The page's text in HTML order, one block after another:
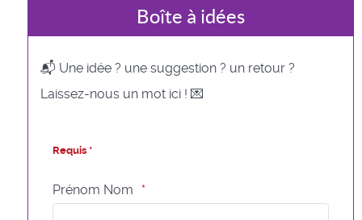
Boîte à idées
📬 Une idée ? une suggestion ? un retour ?
Laissez-nous un mot ici ! 💌
Requis *
Prénom Nom